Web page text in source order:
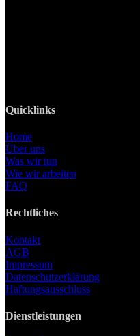
Quicklinks
Home
Über uns
Was wir tun
Wie wir arbeiten
FAQ
Rechtliches
Kontakt
AGB
Impressum
Datenschutzerklärung
Haftungsausschluss
Dienstleistungen